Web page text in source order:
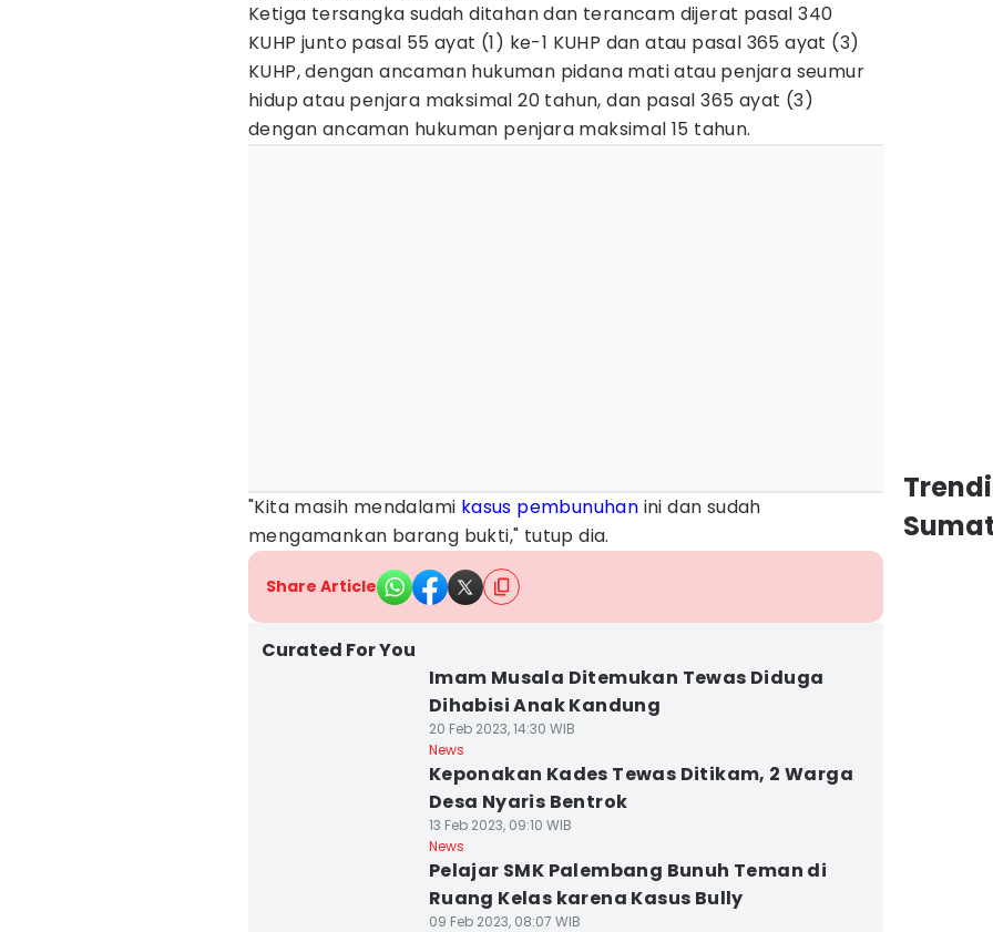
Ketiga tersangka sudah ditahan dan terancam dijerat pasal 340
KUHP junto pasal 55 ayat (1) ke-1 KUHP dan atau pasal 365 ayat (3)
KUHP, dengan ancaman hukuman pidana mati atau penjara seumur
hidup atau penjara maksimal 20 tahun, dan pasal 365 ayat (3)
dengan ancaman hukuman penjara maksimal 15 tahun.
"Kita masih mendalami kasus pembunuhan ini dan sudah
mengamankan barang bukti," tutup dia.
Share Article
Curated For You
Imam Musala Ditemukan Tewas Diduga
Dihabisi Anak Kandung
20 Feb 2023, 14:30 WIB
News
Keponakan Kades Tewas Ditikam, 2 Warga
Desa Nyaris Bentrok
13 Feb 2023, 09:10 WIB
News
Pelajar SMK Palembang Bunuh Teman di
Ruang Kelas karena Kasus Bully
09 Feb 2023, 08:07 WIB